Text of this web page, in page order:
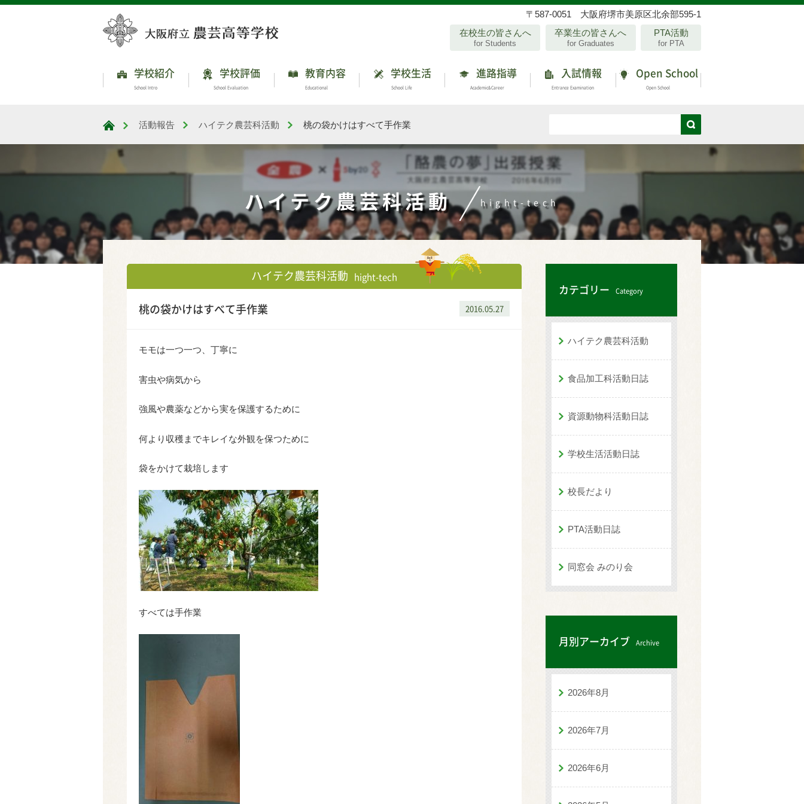
〒587-0051 大阪府堺市美原区北余部595-1
在校生の皆さんへ
for Students
卒業生の皆さんへ
for Graduates
PTA活動
for PTA
学校紹介
School Intro
学校評価
School Evaluation
教育内容
Educational
学校生活
School Life
進路指導
Academic&Career
入試情報
Entrance Examination
Open School
Open School
大阪府立農芸高等学校
活動報告 ハイテク農芸科活動 桃の袋かけはすべて手作業
ハイテク農芸科活動 hight-tech
ハイテク農芸科活動 hight-tech
2016.05.27
桃の袋かけはすべて手作業
モモは一つ一つ、丁寧に
害虫や病気から
強風や農薬などから実を保護するために
何より収穫までキレイな外観を保つために
袋をかけて栽培します
すべては手作業
カテゴリー Category
ハイテク農芸科活動
食品加工科活動日誌
資源動物科活動日誌
学校生活活動日誌
校長だより
PTA活動日誌
同窓会 みのり会
月別アーカイブ Archive
2026年8月
2026年7月
2026年6月